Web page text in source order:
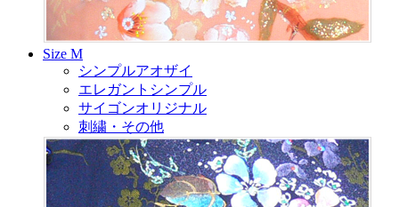
Size M
シンプルアオザイ
エレガントシンプル
サイゴンオリジナル
刺繍・その他